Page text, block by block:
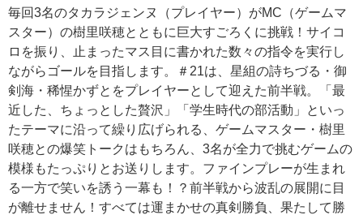
毎回3名のタカラジェンヌ（プレイヤー）がMC（ゲームマ
スター）の樹里咲穂とともに巨大すごろくに挑戦！サイコ
ロを振り、止まったマス目に書かれた数々の指令を実行し
ながらゴールを目指します。＃21は、星組の詩ちづる・御
剣海・稀惺かずとをプレイヤーとして迎えた前半戦。「最
近した、ちょっとした贅沢」「学生時代の部活動」といっ
たテーマに沿って繰り広げられる、ゲームマスター・樹里
咲穂との爆笑トークはもちろん、3名が全力で挑むゲームの
模様もたっぷりとお送りします。ファインプレーが生まれ
る一方で笑いを誘う一幕も！？前半戦から波乱の展開に目
が離せません！すべては運まかせの真剣勝負、果たして勝